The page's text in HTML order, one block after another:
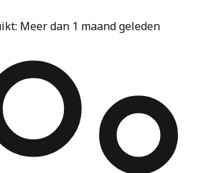
: Meer dan 1 maand geleden